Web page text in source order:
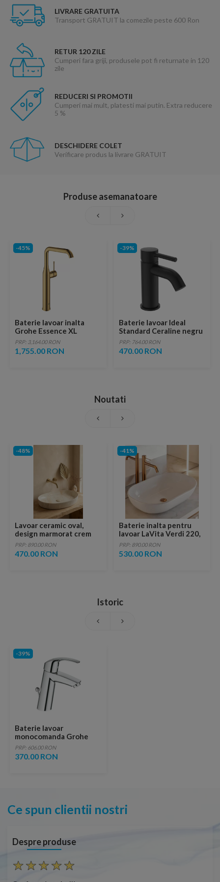
LIVRARE GRATUITA
Transport GRATUIT la comezile peste 600 Ron
RETUR 120 ZILE
Cumperi fara griji, produsele pot fi returnate in 120
zile
REDUCERI SI PROMOTII
Cumperi mai mult, platesti mai putin. Extra reducere
5 %
DESCHIDERE COLET
Verificare produs la livrare GRATUIT
Produse asemanatoare
-45%
Baterie lavoar inalta
Grohe Essence XL
monocomanda auriu
lucios Cool Sunrise
PRP: 3,164.00 RON
1,755.00 RON
-39%
Baterie lavoar Ideal
Standard Ceraline negru
mat cu ventil
PRP: 764.00 RON
470.00 RON
Noutati
-48%
Lavoar ceramic oval,
design marmorat crem
lucios cu vene aurii,
ventil inclus
PRP: 890.00 RON
470.00 RON
-41%
Baterie inalta pentru
lavoar LaVita Verdi 220,
fara ventil, brushed
copper
PRP: 890.00 RON
530.00 RON
Istoric
-39%
Baterie lavoar
monocomanda Grohe
Eurosmart New cu set
evacuare cu tija
PRP: 606.00 RON
370.00 RON
Ce spun clientii nostri
Despre produse